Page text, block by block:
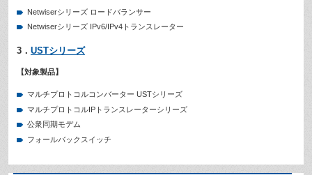
Netwiserシリーズ ロードバランサー
Netwiserシリーズ IPv6/IPv4トランスレーター
3． USTシリーズ
【対象製品】
マルチプロトコルコンバーター USTシリーズ
マルチプロトコルIPトランスレーターシリーズ
公衆同期モデム
フォールバックスイッチ